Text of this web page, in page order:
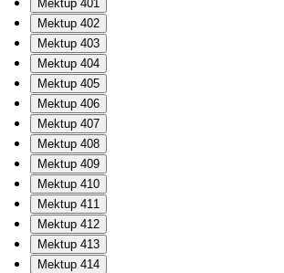
Mektup 401
Mektup 402
Mektup 403
Mektup 404
Mektup 405
Mektup 406
Mektup 407
Mektup 408
Mektup 409
Mektup 410
Mektup 411
Mektup 412
Mektup 413
Mektup 414